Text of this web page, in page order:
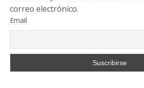
correo electrónico.
Email